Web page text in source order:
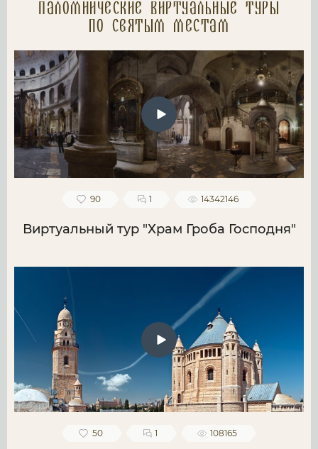
Паломнические Виртуальные туры
по святым местам
90 1 14342146
Виртуальный тур "Храм Гроба Господня"
50 1 108165